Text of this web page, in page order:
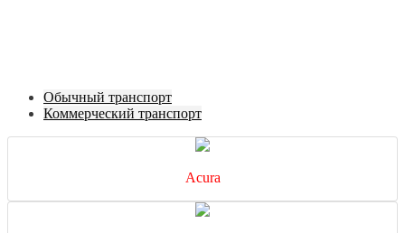
Обычный транспорт
Коммерческий транспорт
Acura